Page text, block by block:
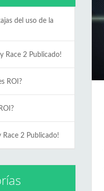
del uso de la
Race 2 Publicado!
ROI?
Race 2 Publicado!